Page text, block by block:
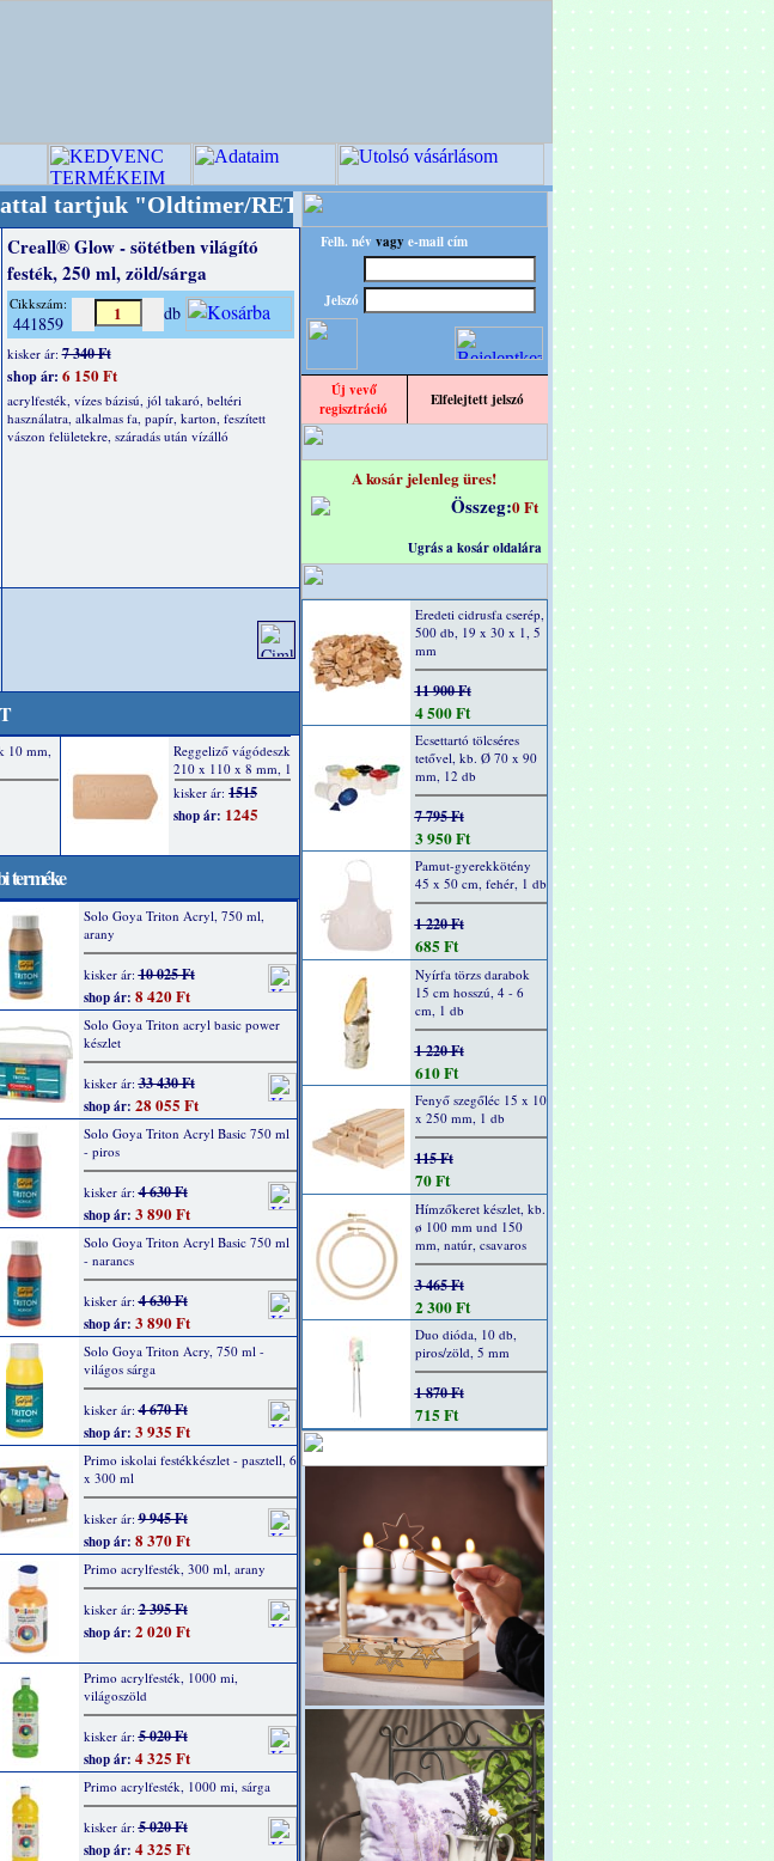
RETRO" designba!
+++++++ OPITEC - A Kreatív
Creall® Glow - sötétben világító
festék, 250 ml, zöld/sárga
Cikkszám:
441859 db
kisker ár:7 340 Ft
shop ár: 6 150 Ft
acrylfesték, vízes bázisú, jól takaró, beltéri
használatra, alkalmas fa, papír, karton, feszített
vászon felületekre, száradás után vízálló
terméke
Solo Goya Triton Acryl, 750 ml,
arany
kisker ár:10 025 Ft
shop ár: 8 420 Ft
Solo Goya Triton acryl basic power
készlet
kisker ár:33 430 Ft
shop ár: 28 055 Ft
Solo Goya Triton Acryl Basic 750 ml
- piros
kisker ár:4 630 Ft
shop ár: 3 890 Ft
Solo Goya Triton Acryl Basic 750 ml
- narancs
kisker ár:4 630 Ft
shop ár: 3 890 Ft
Solo Goya Triton Acry, 750 ml -
világos sárga
kisker ár:4 670 Ft
shop ár: 3 935 Ft
Primo iskolai festékkészlet - pasztell, 6
x 300 ml
kisker ár:9 945 Ft
shop ár: 8 370 Ft
Primo acrylfesték, 300 ml, arany
kisker ár:2 395 Ft
shop ár: 2 020 Ft
Primo acrylfesték, 1000 mi,
világoszöld
kisker ár:5 020 Ft
shop ár: 4 325 Ft
Primo acrylfesték, 1000 mi, sárga
kisker ár:5 020 Ft
shop ár: 4 325 Ft
Felh. név vagy e-mail cím
Jelszó
Új vevő
regisztráció
Elfelejtett jelszó
A kosár jelenleg üres!
Összeg:0 Ft
Ugrás a kosár oldalára
Eredeti cidrusfa cserép,
500 db, 19 x 30 x 1, 5
mm
11 900 Ft
4 500 Ft
Ecsettartó tölcséres
tetővel, kb. Ø 70 x 90
mm, 12 db
7 795 Ft
3 950 Ft
Pamut-gyerekkötény
45 x 50 cm, fehér, 1 db
1 220 Ft
685 Ft
Nyírfa törzs darabok
15 cm hosszú, 4 - 6
cm, 1 db
1 220 Ft
610 Ft
Fenyő szegőléc 15 x 10
x 250 mm, 1 db
115 Ft
70 Ft
Hímzőkeret készlet, kb.
ø 100 mm und 150
mm, natúr, csavaros
3 465 Ft
2 300 Ft
Duo dióda, 10 db,
piros/zöld, 5 mm
1 870 Ft
715 Ft